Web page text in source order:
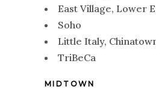
East Village, Lower
Soho
Little Italy,
TriBeCa
MIDTOWN